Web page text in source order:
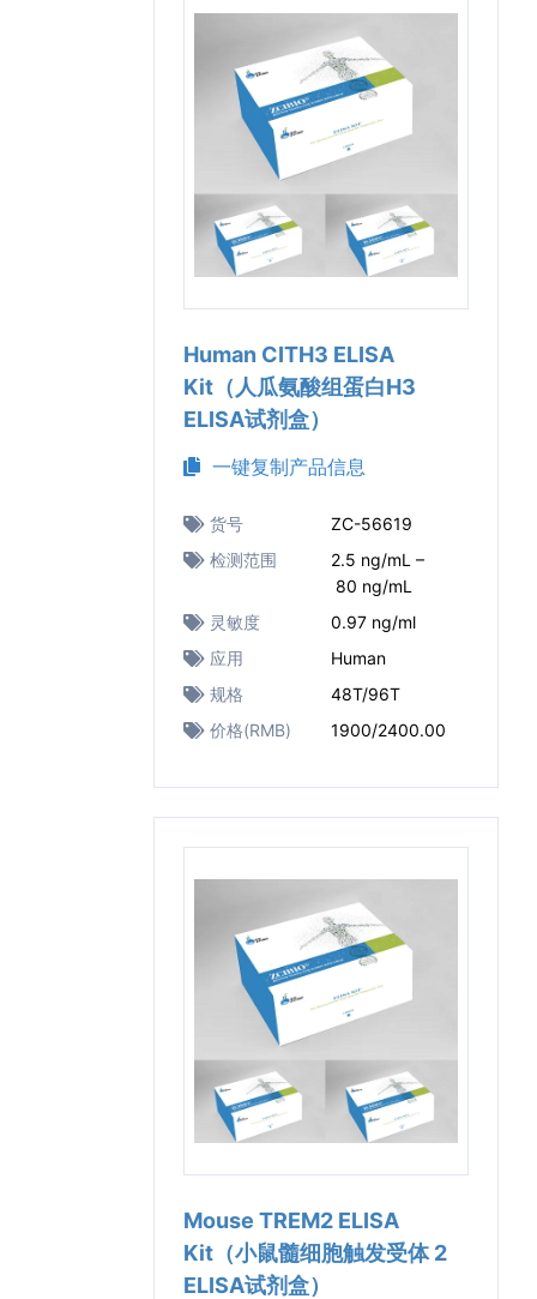
Human CITH3 ELISA
Kit（人瓜氨酸组蛋白H3
ELISA试剂盒）
一键复制产品信息
货号
ZC-56619
检测范围
2.5 ng/mL –
80 ng/mL
灵敏度
0.97 ng/ml
应用
Human
规格
48T/96T
价格(RMB)
1900/2400.00
Mouse TREM2 ELISA
Kit（小鼠髓细胞触发受体 2
ELISA试剂盒）